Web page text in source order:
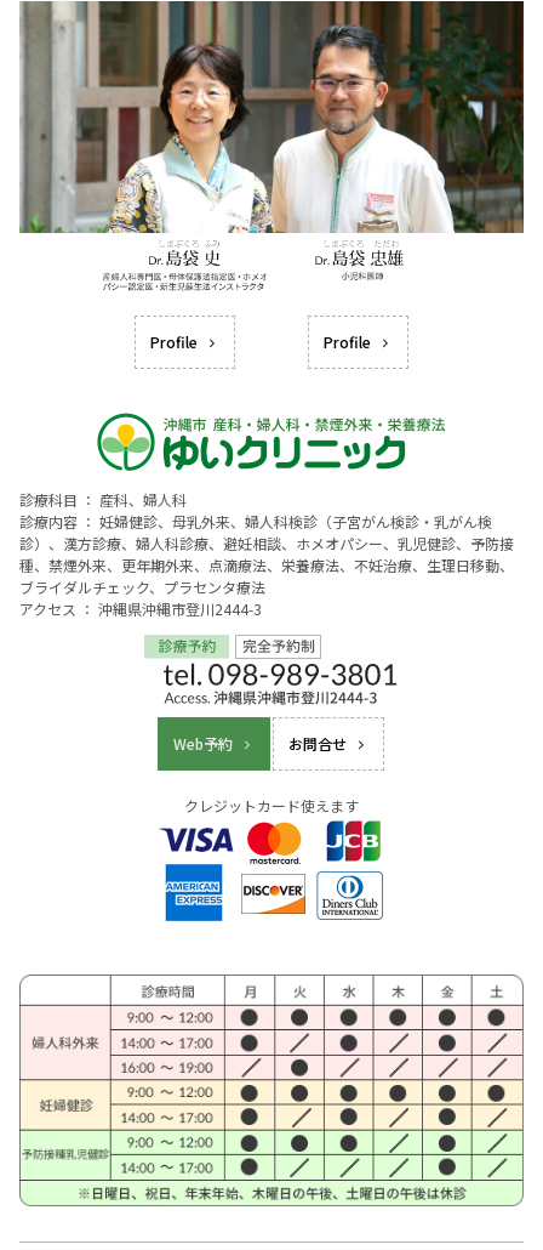
Profile Profile
診療科目 ： 産科、婦人科
診療内容 ： 妊婦健診、母乳外来、婦人科検診（子宮がん検診・乳がん検
診）、漢方診療、婦人科診療、避妊相談、ホメオパシー、乳児健診、予防接
種、禁煙外来、更年期外来、点滴療法、栄養療法、不妊治療、生理日移動、
ブライダルチェック、プラセンタ療法
アクセス ： 沖縄県沖縄市登川2444-3
Web予約 お問合せ
クレジットカード使えます